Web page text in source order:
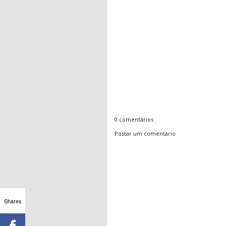
0 comentários
Postar um comentário
Shares